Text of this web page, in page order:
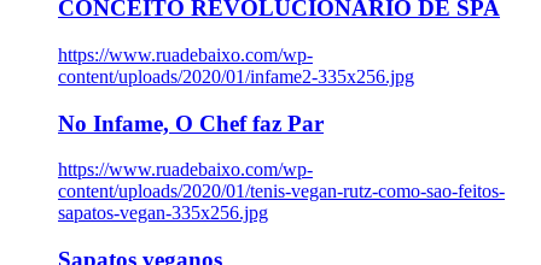
CONCEITO REVOLUCIONÁRIO DE SPA
https://www.ruadebaixo.com/wp-
content/uploads/2020/01/infame2-335x256.jpg
No Infame, O Chef faz Par
https://www.ruadebaixo.com/wp-
content/uploads/2020/01/tenis-vegan-rutz-como-sao-feitos-
sapatos-vegan-335x256.jpg
Sapatos veganos